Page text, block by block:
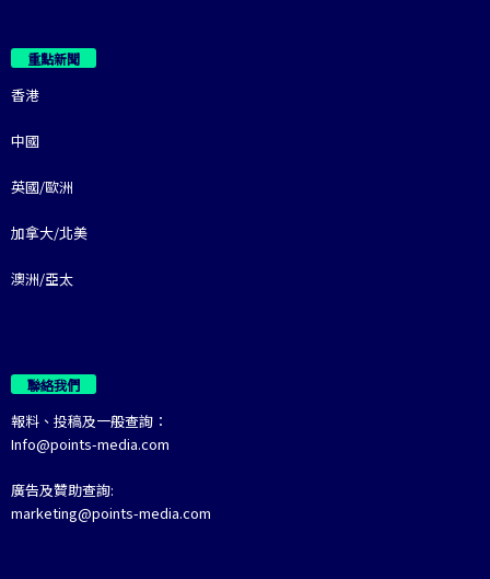
重點新聞
香港
中國
英國/歐洲
加拿大/北美
澳洲/亞太
聯絡我們
報料、投稿及一般查詢：
Info@points-media.com
廣告及贊助查詢:
marketing@points-media.com